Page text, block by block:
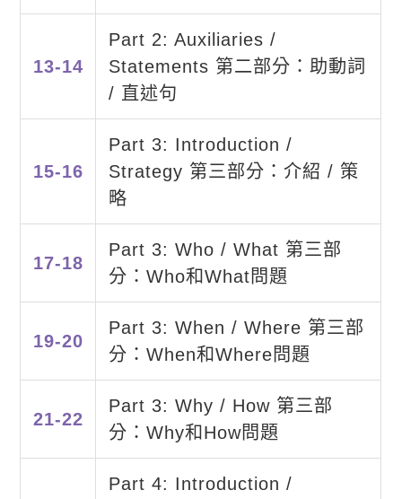
13-14
Part 2: Auxiliaries /
Statements 第二部分：助動詞
/ 直述句
15-16
Part 3: Introduction /
Strategy 第三部分：介紹 / 策
略
17-18
Part 3: Who / What 第三部
分：Who和What問題
19-20
Part 3: When / Where 第三部
分：When和Where問題
21-22
Part 3: Why / How 第三部
分：Why和How問題
Part 4: Introduction /